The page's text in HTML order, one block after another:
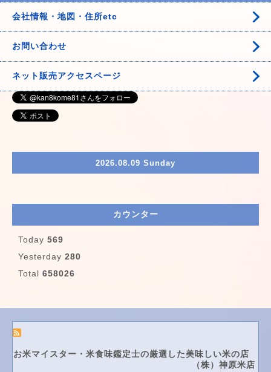
会社情報・地図・住所etc
お問い合わせ
ネット販売アクセスページ
2026.08.09 Sunday
カウンター
Today 569
Yesterday 280
Total 658026
お米マイスター・米食味鑑定士の厳選した美味しい米の店
（株）神原米店